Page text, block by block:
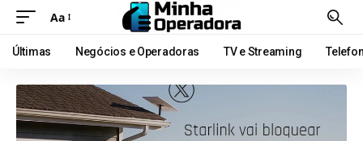
Aa
Últimas Negócios e Operadoras TV e Streaming